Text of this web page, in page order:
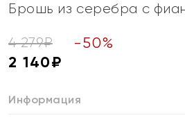
Брошь из серебра с
4 279₽ -50%
2 140₽
Информация